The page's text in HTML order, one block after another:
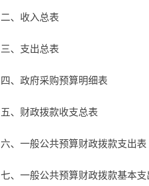
二、收入总表
三、支出总表
四、政府采购预算明细表
五、财政拨款收支总表
六、一般公共预算财政拨款支出表
七、一般公共预算财政拨款基本支